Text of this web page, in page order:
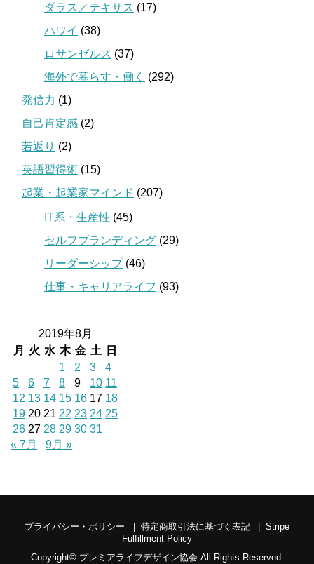
ダラス／テキサス (17)
ハワイ (38)
ロサンゼルス (37)
海外で暮らす・働く
(292)
発信力 (1)
自己肯定感 (2)
若返り (2)
英語習得術 (15)
起業・起業家マインド (207)
IT系・生産性 (45)
セルフブランディング (29)
リーダーシップ(46)
仕事・キャリアライフ (93)
2019年8月
月
火 水 木 金 土
日
1
2 3
4
5
6 7 8 9 10 11
12 13 14 15 16 17 18
19 20 21 22 23 24 25
26 27 28 29 30 31
« 7月
9月 »
プライバシー・ポリシー 特定商取引法に基づく表記
Stripe
Fulfillment Policy
Copyright© プレミアライフデザイン協会 All Rights Reserved.